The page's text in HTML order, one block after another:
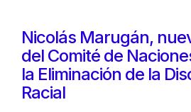
Nicolás Marugán,
del Comité de
la Eliminación de la
Racial